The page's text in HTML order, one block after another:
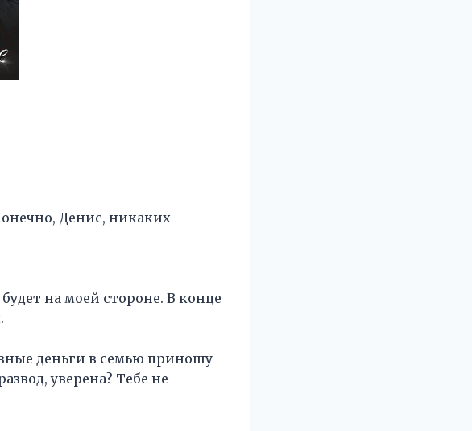
Денис, никаких
на моей стороне. В конце
деньги в семью приношу
уверена? Тебе не